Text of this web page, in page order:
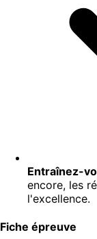
Entraînez-
encore, les
l'excellence.
Fiche épreuve